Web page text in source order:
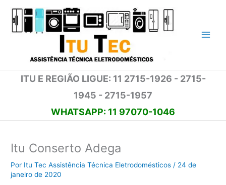
para
ITU E REGIÃO LIGUE: 11 2715-1926 - 2715-
1945 - 2715-1957
WHATSAPP: 11 97070-1046
Itu Conserto Adega
Por Itu Tec Assistência Técnica Eletrodomésticos / 24 de
janeiro de 2020